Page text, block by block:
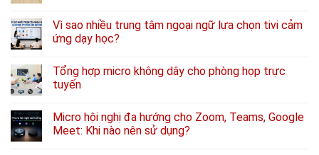
Vì sao nhiều trung tâm ngoại ngữ lựa chọn tivi cảm
ứng dạy học?
Tổng hợp micro không dây cho phòng họp trực
tuyến
Micro hội nghị đa hướng cho Zoom, Teams, Google
Meet: Khi nào nên sử dụng?